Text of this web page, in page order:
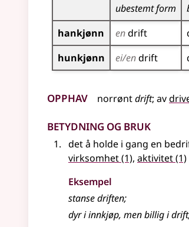
ubestemt form
hankjønn
endrift
hunkjønn
ei/endrift
Opphav norrøntdrift; av
Betydning og bruk
det å holde i gang en
virksomhet(1), aktivitet(1)
Eksempel
stanse driften;
dyr i innkjøp, men billig idrift